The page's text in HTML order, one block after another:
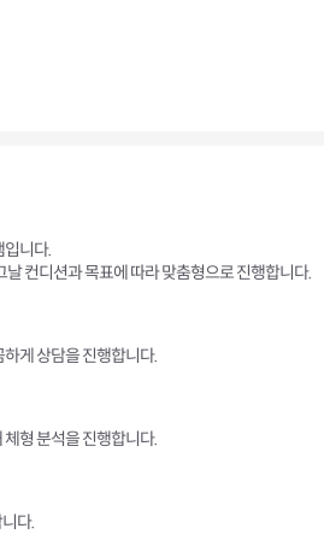
니다.
컨디션과 목표에 따라 맞춤형으로 진행합니다.
게 상담을 진행합니다.
형 분석을 진행합니다.
다.